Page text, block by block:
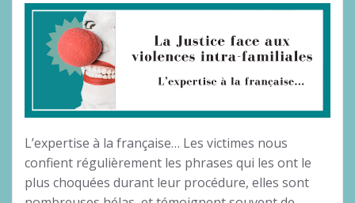
L’expertise à la française… Les victimes nous
confient régulièrement les phrases qui les ont le
plus choquées durant leur procédure, elles sont